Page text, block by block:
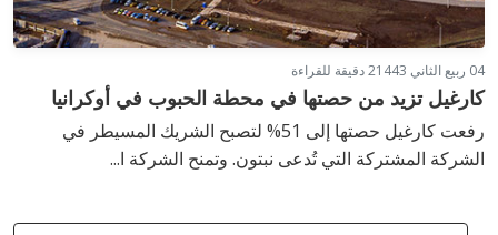
04 ربيع الثاني 1443 2 دقيقة للقراءة
كارغيل تزيد من حصتها في محطة الحبوب في أوكرانيا
رفعت كارغيل حصتها إلى 51% لتصبح الشريك المسيطر في
الشركة المشتركة التي تُدعى نبتون. وتمنح الشركة ا...